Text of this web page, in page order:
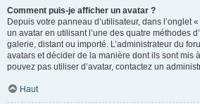
Comment puis-je afficher un avatar ?
Depuis votre panneau d’utilisateur, dans l’onglet
un avatar en utilisant l’une des quatre méthodes
galerie, distant ou importé. L’administrateur du
avatars et décider de la manière dont ils sont mis
pouvez pas utiliser d’avatar, contactez un
Haut